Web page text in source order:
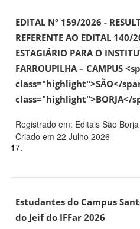
EDITAL Nº 159/2026 -
REFERENTE AO EDITAL 140/
ESTAGIÁRIO PARA O
FARROUPILHA – CAMPUS
class="highlight">SÃO</
class="highlight">BORJA</
Registrado em: Editais São Borja
Criado em 22 Julho 2026
17.
Estudantes do Campus
do Jeif do IFFar 2026